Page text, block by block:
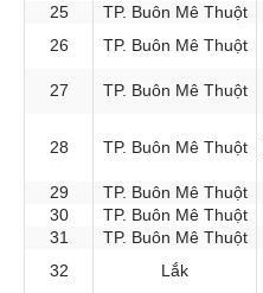
25
TP. Buôn Mê Thuột
26
TP. Buôn Mê Thuột
27 TP. Buôn Mê Thuột
28 TP. Buôn Mê Thuột
29 TP. Buôn Mê Thuột
30
TP. Buôn Mê Thuột
31
TP. Buôn Mê Thuột
32
Lắk